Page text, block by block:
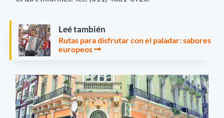
Leé también
Rutas para disfrutar con el paladar: sabores
europeos